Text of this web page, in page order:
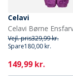
Celavi
Vejl. pris329,99 kr.
Spare180,00 kr.
Current
149,99 kr.